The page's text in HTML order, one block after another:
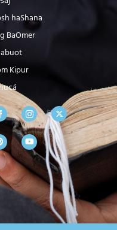
haShana
BaOmer
Kipur